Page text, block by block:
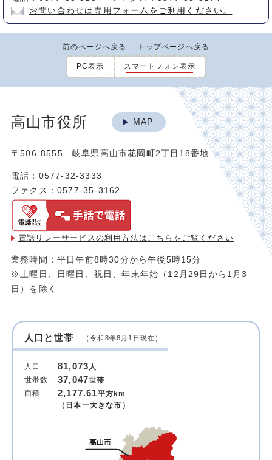
お問い合わせは専用フォームをご利用ください。
前のページへ戻る トップページへ戻る
PC表示 スマートフォン表示
高山市役所 MAP
〒506-8555 岐阜県高山市花岡町2丁目18番地
電話：0577-32-3333
ファクス：0577-35-3162
電話リレーサービスの利用方法は こちらをご覧ください
業務時間：平日午前8時30分から午後5時15分
※土曜日、日曜日、祝日、年末年始（12月29日から1月3
日）を除く
人口と世帯 （令和8年8月1日現在）
人口 81,073人
世帯数
37,047世帯
面積
2,177.61平方km
（日本一大きな市）